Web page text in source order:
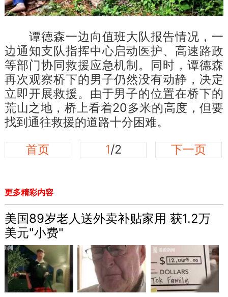
谭德森一边向值班大队报告情况，一
边通知支队指挥中心启动医护、高速路政
等部门协同救援应急机制。同时，谭德森
再次观察桥下的男子仍然没有动静，决定
立即开展救援。由于男子的位置在桥下的
荒山之地，桥上看着20多米的高度，但要
找到通往救援的道路十分困难。
首页
1/2 下一页
更多精彩内容
美国89岁老人送外卖补贴家用 获1.2万
美元"小费"